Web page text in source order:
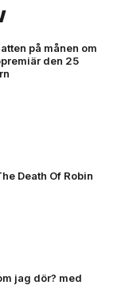
på månen om
den 25
Death Of Robin
jag dör? med